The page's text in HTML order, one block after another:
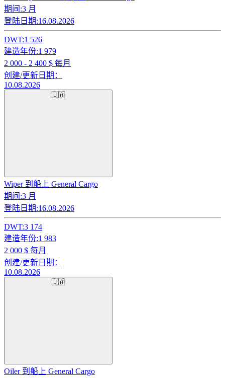
期间:3 月
登陆日期:16.08.2026
DWT:1 526
建造年份:1 979
2 000 - 2 400 $ 每月
创建/更新日期：
10.08.2026
🇺🇦
Wiper 到船上 General Cargo
期间:3 月
登陆日期:16.08.2026
DWT:3 174
建造年份:1 983
2 000 $ 每月
创建/更新日期：
10.08.2026
🇺🇦
Oiler 到船上 General Cargo